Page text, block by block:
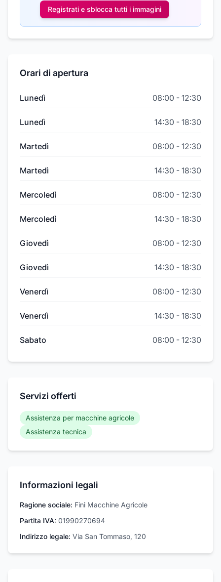
Registrati e sblocca tutti i immagini
Orari di apertura
Lunedì 08:00 - 12:30
Lunedì 14:30 - 18:30
Martedì 08:00 - 12:30
Martedì 14:30 - 18:30
Mercoledì 08:00 - 12:30
Mercoledì 14:30 - 18:30
Giovedì 08:00 - 12:30
Giovedì 14:30 - 18:30
Venerdì 08:00 - 12:30
Venerdì 14:30 - 18:30
Sabato 08:00 - 12:30
Servizi offerti
Assistenza per macchine agricole
Assistenza tecnica
Informazioni legali
Ragione sociale: Fini Macchine Agricole
Partita IVA: 01990270694
Indirizzo legale: Via San Tommaso, 120